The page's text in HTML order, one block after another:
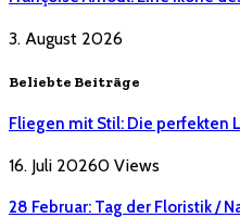
3. August 2026
Beliebte Beiträge
Fliegen mit Stil: Die perfekten
16. Juli 20260 Views
28 Februar: Tag der Floristik /